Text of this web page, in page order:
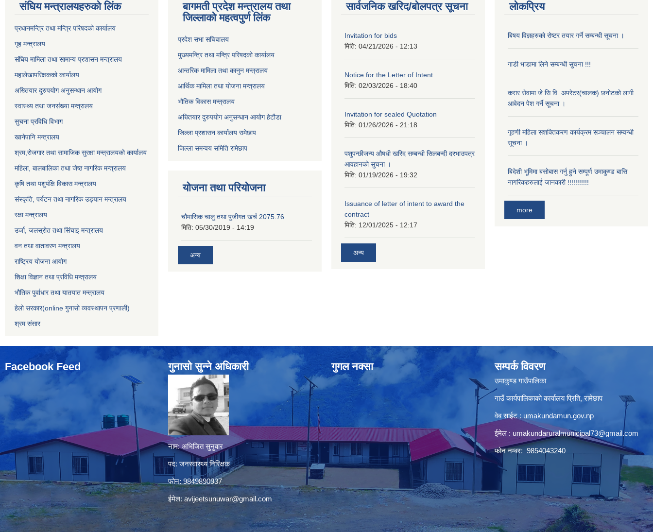
संघिय मन्त्र‍ालयहरुको लिंक
प्रधानमन्त्रि तथा मन्त्रि परिषदको कार्यालय
गृह मन्त्रालय
संघिय मामिला तथा सामान्य प्रशासन मन्त्रालय
महालेखापरिक्षकको कार्यालय
अख्तियार दुरुपयोग अनुसन्धान आयोग
स्वास्थ्य तथा जनसंख्या मन्त्रालय
सुचना प्रविधि विभाग
खानेपानि मन्त्रालय
श्रम,रोजगार तथा सामाजिक सुरक्षा मन्त्रालयको कार्यालय
महिला, बालबालिका तथा जेष्ठ नागरिक मन्त्रालय
कृषि तथा पशुपंक्षि विकास मन्त्रालय
संस्कृति, पर्यटन तथा नागरिक उड्‍यान मन्त्रालय
रक्षा मन्त्रालय
उर्जा, जलस्रोत तथा सिंचाइ मन्त्रालय
वन तथा वातावरण मन्त्रालय
राष्ट्रिय योजना आयोग
शिक्षा विज्ञान तथा प्रविधि मन्त्रालय
भौतिक पुर्वाधार तथा यातयात मन्त्रालय
हेलो सरकार(online गुनासो व्यवस्थापन प्रणाली)
श्रम संसार
बागमती प्रदेश मन्त्रालय तथा
जिल्लाको महत्वपुर्ण लिंक
प्रदेश सभा सचिवालय
मुख्यमन्त्रि तथा मन्त्रि परिषदको कार्यालय
आन्तरिक मामिला तथा कानुन मन्त्रालय
आर्थिक मामिला तथा योजना मन्त्रालय
भौतिक विकास मन्त्रालय
अख्तियार दुरुपयोग अनुसन्धान आयोग हेटौडा
जिल्ला प्रशासन कार्यालय रामेछाप
जिल्ला समन्वय समिति रामेछाप
योजना तथा परियोजना
चाैमासिक चालु तथा पुजीगत खर्च 2075.76
मिति: 05/30/2019 - 14:19
अन्य
सार्वजनिक खरिद/बोलपत्र सूचना
Invitation for bids
मिति: 04/21/2026 - 12:13
Notice for the Letter of Intent
मिति: 02/03/2026 - 18:40
Invitation for sealed Quotation
मिति: 01/26/2026 - 21:18
पशुपन्छीजन्य औषधी खरिद सम्बन्धी सिलबन्दी दरभाउपत्र
आवहानको सुचना ।
मिति: 01/19/2026 - 19:32
Issuance of letter of intent to award the
contract
मिति: 12/01/2025 - 12:17
अन्य
लोकप्रिय
बिषय विज्ञहरुको रोष्टर तयार गर्ने सम्बन्धी सूचना ।
गाडी भाडामा लिने सम्बन्धी सुचना !!!
करार सेवामा जे.सि.वि. अपरेटर(चालक) छनोटको लागी
आवेदन पेश गर्ने सूचना ।
गृहणी महिला सशक्तिकरण कार्यक्रम सञ्चालन सम्वन्धी
सूचना ।
बिदेशी भूमिमा बसोबास गर्नु हुने सम्पूर्ण उमाकुण्ड बासि
नागरिकहरुलाई जानकारी !!!!!!!!!!!
more
Facebook Feed गुनासो सुन्‍ने अधिकारी
नाम: अभिजित सुनुवार
पद: जनस्वास्थ्य निरिक्षक
फोन: 9849890937
ईमेल: avijeetsunuwar@gmail.com
गुगल नक्सा
premium bootstrap themes
सम्पर्क विवरण
उमाकुण्ड गाउँपालिका
गाउँ कार्यपालिकाको कार्यालय प्रिति, रामेछाप
वेब साईट : umakundamun.gov.np
ईमेल : umakundaruralmunicipal73@gmail.com
फोन नम्बर: 9854043240